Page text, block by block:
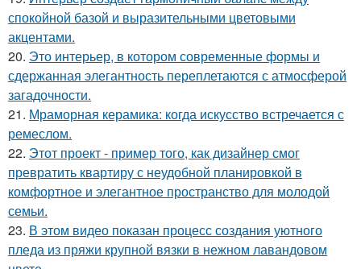
спокойной базой и выразительными цветовыми
акцентами.
20. Это интерьер, в котором современные формы и
сдержанная элегантность переплетаются с атмосферой
загадочности.
21. Мраморная керамика: когда искусство встречается с
ремеслом.
22. Этот проект - пример того, как дизайнер смог
превратить квартиру с неудобной планировкой в
комфортное и элегантное пространство для молодой
семьи.
23. В этом видео показан процесс создания уютного
пледа из пряжи крупной вязки в нежном лавандовом